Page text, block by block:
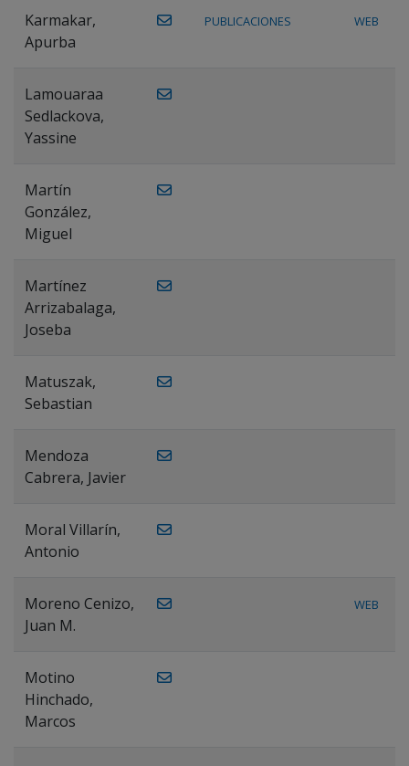
Karmakar,
Apurba
PUBLICACIONES WEB
Lamouaraa
Sedlackova,
Yassine
Martín
González,
Miguel
Martínez
Arrizabalaga,
Joseba
Matuszak,
Sebastian
Mendoza
Cabrera, Javier
Moral Villarín,
Antonio
Moreno Cenizo,
Juan M.
WEB
Motino
Hinchado,
Marcos